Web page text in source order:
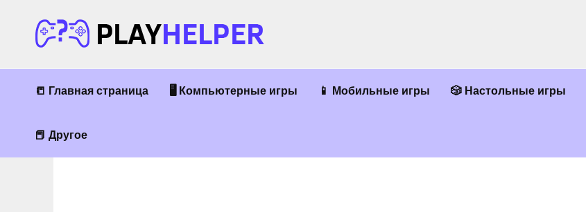
содержанию
📒 Главная страница 🖥 Компьютерные игры 📱 Мобильные игры 🎲 Настольные игры
📕 Другое